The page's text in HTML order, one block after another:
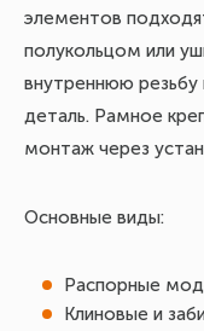
элементов
полукольцом или
внутреннюю
деталь. Рамное
монтаж через
Основные виды:
Распорные
Клиновые и